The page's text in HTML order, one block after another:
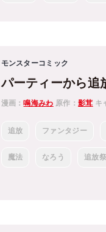
モンスターコミック
パーティーから追
漫画：鳴海みわ 原作：影茸 キ
追放 ファンタジー
魔法 なろう 追放